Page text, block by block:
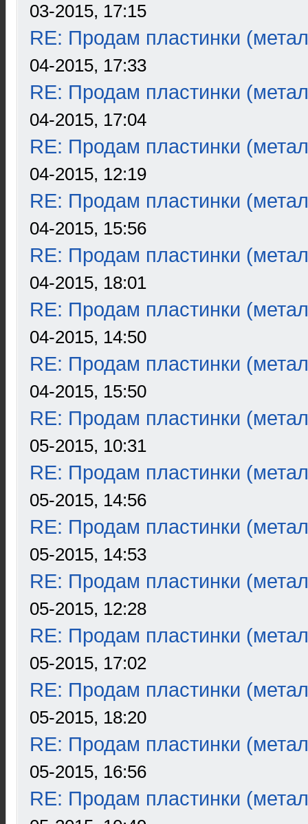
03-2015, 17:15
RE: Продам пластинки
04-2015, 17:33
RE: Продам пластинки
04-2015, 17:04
RE: Продам пластинки
04-2015, 12:19
RE: Продам пластинки
04-2015, 15:56
RE: Продам пластинки
04-2015, 18:01
RE: Продам пластинки
04-2015, 14:50
RE: Продам пластинки
04-2015, 15:50
RE: Продам пластинки
05-2015, 10:31
RE: Продам пластинки
05-2015, 14:56
RE: Продам пластинки
05-2015, 14:53
RE: Продам пластинки
05-2015, 12:28
RE: Продам пластинки
05-2015, 17:02
RE: Продам пластинки
05-2015, 18:20
RE: Продам пластинки
05-2015, 16:56
RE: Продам пластинки